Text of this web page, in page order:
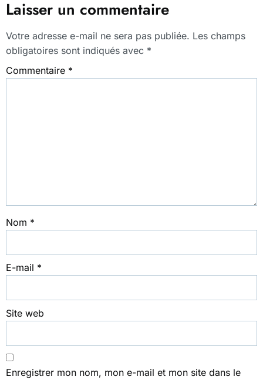
Laisser un commentaire
Votre adresse e-mail ne sera pas publiée. Les champs
obligatoires sont indiqués avec *
Commentaire *
Nom *
E-mail *
Site web
Enregistrer mon nom, mon e-mail et mon site dans le